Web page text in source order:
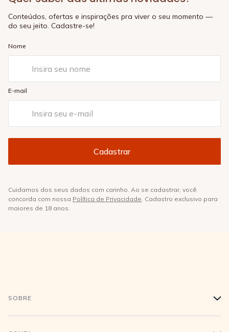
Conteúdos, ofertas e inspirações pra viver o seu momento —
do seu jeito. Cadastre-se!
Nome
E-mail
Cuidamos dos seus dados com carinho. Ao se cadastrar, você
concorda com nossa Política de Privacidade. Cadastro exclusivo para
maiores de 18 anos.
SOBRE +
História